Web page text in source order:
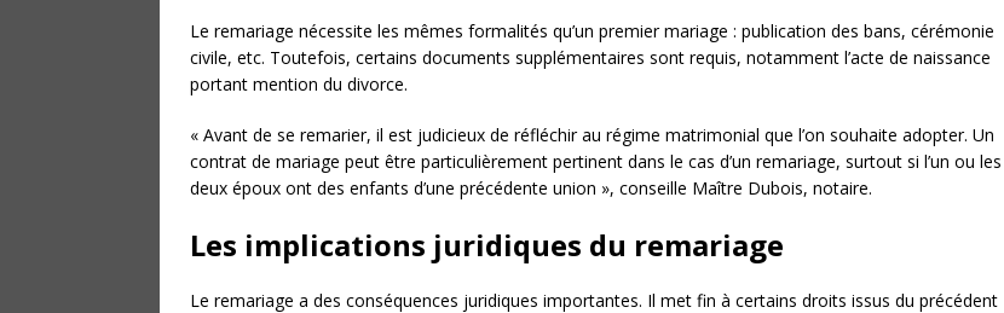
Le remariage nécessite les mêmes formalités qu’un premier mariage : publication des bans, cérémonie
civile, etc. Toutefois, certains documents supplémentaires sont requis, notamment l’acte de naissance
portant mention du divorce.
« Avant de se remarier, il est judicieux de réfléchir au régime matrimonial que l’on souhaite adopter. Un
contrat de mariage peut être particulièrement pertinent dans le cas d’un remariage, surtout si l’un ou les
deux époux ont des enfants d’une précédente union », conseille Maître Dubois, notaire.
Les implications juridiques du remariage
Le remariage a des conséquences juridiques importantes. Il met fin à certains droits issus du précédent